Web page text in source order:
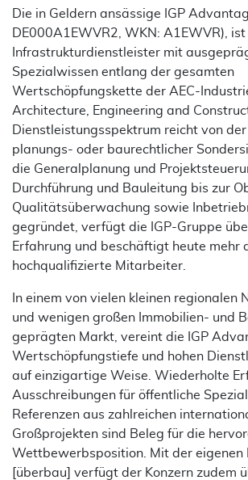
Die in Geldern ansässige IGP
DE000A1EWVR2, WKN: A1EWVR),
Infrastrukturdienstleister mit
Spezialwissen entlang der gesamten
Wertschöpfungskette der AEC-
Architecture, Engineering and
Dienstleistungsspektrum reicht von
planungs- oder baurechtlicher
die Generalplanung und
Durchführung und Bauleitung bis zur
Qualitätsüberwachung sowie
gegründet, verfügt die IGP-Gruppe
Erfahrung und beschäftigt heute mehr
hochqualifizierte Mitarbeiter.
In einem von vielen kleinen regionalen
und wenigen großen Immobilien- und
geprägten Markt, vereint die IGP
Wertschöpfungstiefe und hohen
auf einzigartige Weise. Wiederholte
Ausschreibungen für öffentliche
Referenzen aus zahlreichen
Großprojekten sind Beleg für die
Wettbewerbsposition. Mit der eigenen
[überbau] verfügt der Konzern zudem